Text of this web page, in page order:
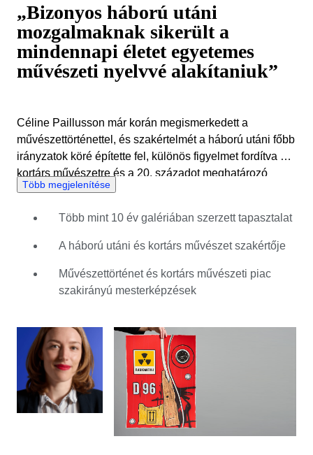
„Bizonyos háború utáni
mozgalmaknak sikerült a
mindennapi életet egyetemes
művészeti nyelvvé alakítaniuk”
Céline Paillusson már korán megismerkedett a
művészettörténettel, és szakértelmét a háború utáni főbb
irányzatok köré építette fel, különös figyelmet fordítva a
kortárs művészetre és a 20. századot meghatározó
esztétikai változásokra. Különösen érdekli a pop-art,
piacra gyakorolt tartós hatását tekintve. Olyan
művészeken keresztül, mint Andy Warhol és Roy
tömegkultúra és a kortárs művészeti piac találkozásának
fordulópontjaként értelmezi. A Catawikinél Céline
művészi minőségük, történelmi hátterük és hosszú távú
piaci relevanciájuk alapján.
Több megjelenítése
Több mint 10 év galériában szerzett tapasztalat
A háború utáni és kortárs művészet szakértője
Művészettörténet és kortárs művészeti piac
szakirányú mesterképzések